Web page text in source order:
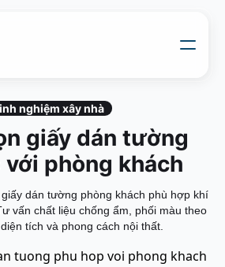
nghiệm xây nhà
giấy dán tường
với phòng khách
dán tường phòng khách phù hợp khí
vấn chất liệu chống ẩm, phối màu theo
tích và phong cách nội thất.